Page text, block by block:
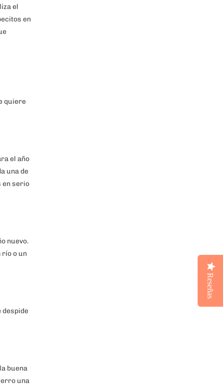
el
en
quiere
el año
una de
en serio
nuevo.
río o un
despide
buena
una
Reseñas